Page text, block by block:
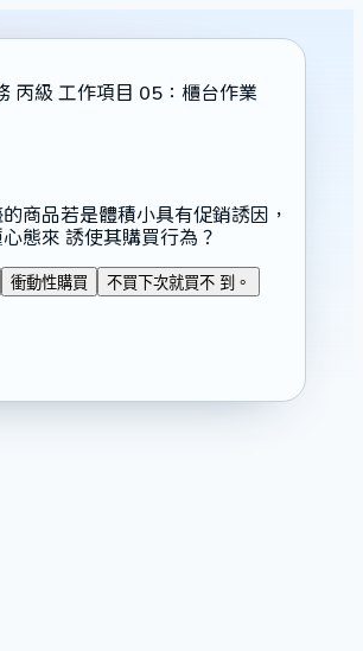
丙級 工作項目 05：櫃台作業
商品若是體積小具有促銷誘因，
態來 誘使其購買行為？
衝動性購買 不買下次就買不 到。